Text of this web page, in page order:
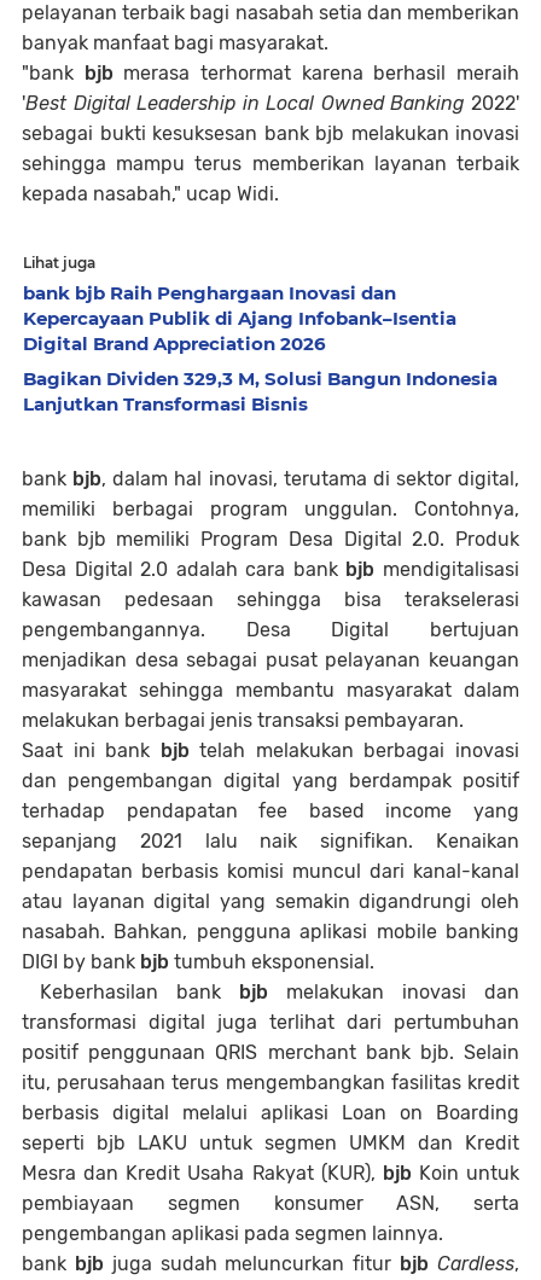
pelayanan terbaik bagi nasabah setia dan memberikan
banyak manfaat bagi masyarakat.
"bank bjb merasa terhormat karena berhasil meraih
'Best Digital Leadership in Local Owned Banking 2022'
sebagai bukti kesuksesan bank bjb melakukan inovasi
sehingga mampu terus memberikan layanan terbaik
kepada nasabah," ucap Widi.
Lihat juga
bank bjb Raih Penghargaan Inovasi dan
Kepercayaan Publik di Ajang Infobank–Isentia
Digital Brand Appreciation 2026
Bagikan Dividen 329,3 M, Solusi Bangun Indonesia
Lanjutkan Transformasi Bisnis
bank bjb, dalam hal inovasi, terutama di sektor digital,
memiliki berbagai program unggulan. Contohnya,
bank bjb memiliki Program Desa Digital 2.0. Produk
Desa Digital 2.0 adalah cara bank bjb mendigitalisasi
kawasan pedesaan sehingga bisa terakselerasi
pengembangannya. Desa Digital bertujuan
menjadikan desa sebagai pusat pelayanan keuangan
masyarakat sehingga membantu masyarakat dalam
melakukan berbagai jenis transaksi pembayaran.
Saat ini bank bjbtelah melakukan berbagai inovasi
dan pengembangan digital yang berdampak positif
terhadap pendapatan fee based income yang
sepanjang 2021 lalu naik signifikan. Kenaikan
pendapatan berbasis komisi muncul dari kanal-kanal
atau layanan digital yang semakin digandrungi oleh
nasabah. Bahkan, pengguna aplikasi mobile banking
DIGI by bank bjb tumbuh eksponensial.
Keberhasilan bank bjb melakukan inovasi dan
transformasi digital juga terlihat dari pertumbuhan
positif penggunaan QRIS merchant bank bjb. Selain
itu, perusahaan terus mengembangkan fasilitas kredit
berbasis digital melalui aplikasi Loan on Boarding
seperti bjb LAKU untuk segmen UMKM dan Kredit
Mesra dan Kredit Usaha Rakyat (KUR), bjb Koin untuk
pembiayaan segmen konsumer ASN, serta
pengembangan aplikasi pada segmen lainnya.
bank bjb juga sudah meluncurkan fitur bjb Cardless,